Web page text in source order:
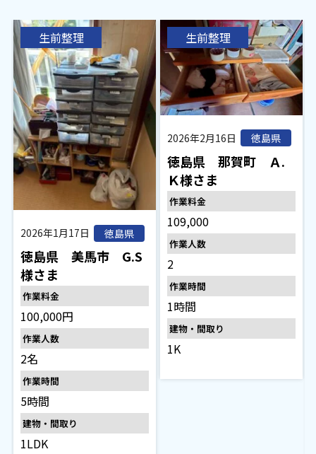
生前整理
2026年1月17日 徳島県
徳島県 美馬市 G.S
様さま
作業料金
100,000円
作業人数
2名
作業時間
5時間
建物・間取り
1LDK
生前整理
2026年2月16日 徳島県
徳島県 那賀町 Ａ.
Ｋ様さま
作業料金
109,000
作業人数
2
作業時間
1時間
建物・間取り
1K